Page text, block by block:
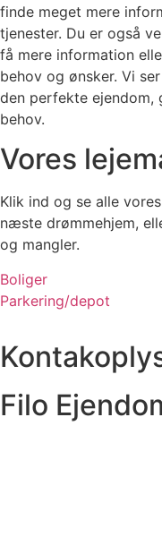
finde meget mere
tjenester. Du er også
få mere information
behov og ønsker. Vi
den perfekte ejendom,
behov.
Vores
Klik ind og se alle
næste drømmehjem,
og mangler.
Boliger
Parkering/depot
Filo